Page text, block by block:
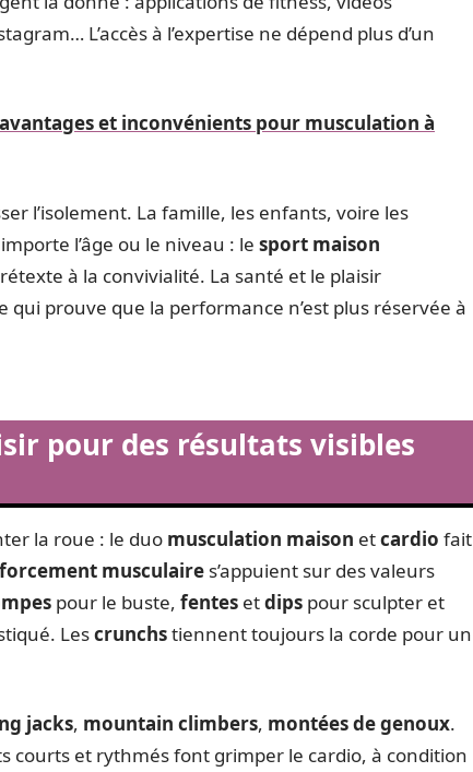
L’accès à l’expertise ne dépend plus d’un
et inconvénients pour musculation à
l’isolement. La famille, les enfants, voire les
l’âge ou le niveau : le sport maison
à la convivialité. La santé et le plaisir
qui prouve que la performance n’est plus réservée à
pour des résultats visibles
la roue : le duo musculation maison etcardio fait
musculaire s’appuient sur des valeurs
pour le buste, fentes etdips pour sculpter et
Lescrunchstiennent toujours la corde pour un
jacks, mountain climbers, montées de genoux.
courts et rythmés font grimper le cardio, à condition